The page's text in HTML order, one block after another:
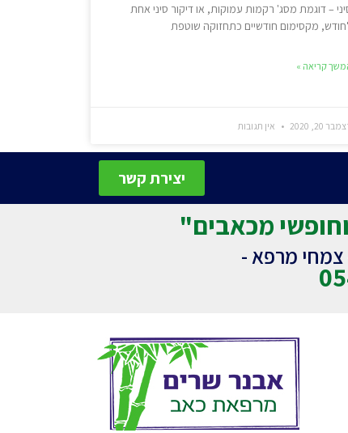
– דוגמת מסג' רקמות עמוקות, או דיקור סיני אחת
מקסימום חודשיים כתחזוקה שוטפת
קריאה »
20, 2020 אין תגובות
יצירת קשר
מכאבים"
- צמחי מרפא -